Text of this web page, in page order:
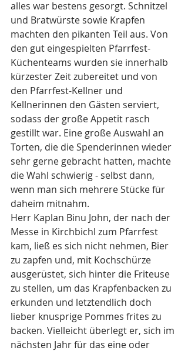
alles war bestens gesorgt. Schnitzel
und Bratwürste sowie Krapfen
machten den pikanten Teil aus. Von
den gut eingespielten Pfarrfest-
Küchenteams wurden sie innerhalb
kürzester Zeit zubereitet und von
den Pfarrfest-Kellner und
Kellnerinnen den Gästen serviert,
sodass der große Appetit rasch
gestillt war. Eine große Auswahl an
Torten, die die Spenderinnen wieder
sehr gerne gebracht hatten, machte
die Wahl schwierig - selbst dann,
wenn man sich mehrere Stücke für
daheim mitnahm.
Herr Kaplan Binu John, der nach der
Messe in Kirchbichl zum Pfarrfest
kam, ließ es sich nicht nehmen, Bier
zu zapfen und, mit Kochschürze
ausgerüstet, sich hinter die Friteuse
zu stellen, um das Krapfenbacken zu
erkunden und letztendlich doch
lieber knusprige Pommes frites zu
backen. Vielleicht überlegt er, sich im
nächsten Jahr für das eine oder